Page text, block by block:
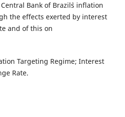
Bank of Brazil`s inflation
the effects exerted by interest
and of this on
Targeting Regime; Interest
Rate.